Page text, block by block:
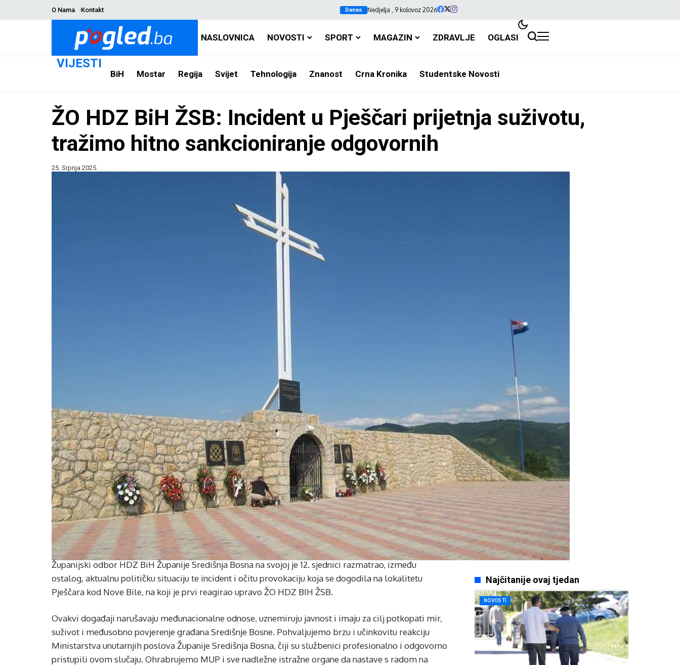
O Nama Kontakt Danas Nedjelja , 9 kolovoz 2026
NASLOVNICA NOVOSTI SPORT MAGAZIN ZDRAVLJE OGLASI
VIJESTI
BiH Mostar Regija Svijet Tehnologija Znanost Crna Kronika Studentske Novosti
ŽO HDZ BiH ŽSB: Incident u Pješčari prijetnja suživotu,
tražimo hitno sankcioniranje odgovornih
25. Srpnja 2025.
Županijski odbor HDZ BiH Županije Središnja Bosna na svojoj je 12. sjednici razmatrao, između
ostalog, aktualnu političku situaciju te incident i očitu provokaciju koja se dogodila na lokalitetu
Pješčara kod Nove Bile, na koji je prvi reagirao upravo ŽO HDZ BIH ŽSB.
Ovakvi događaji narušavaju međunacionalne odnose, uznemiruju javnost i imaju za cilj potkopati mir,
suživot i međusobno povjerenje građana Središnje Bosne. Pohvaljujemo brzu i učinkovitu reakciju
Ministarstva unutarnjih poslova Županije Središnja Bosna, čiji su službenici profesionalno i odgovorno
pristupili ovom slučaju. Ohrabrujemo MUP i sve nadležne istražne organe da nastave s radom na
Najčitanije ovaj tjedan
NOVOSTI